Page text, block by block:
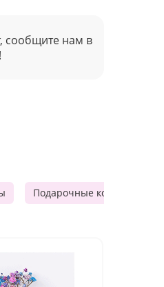
сообщите нам в
Подарочные корзины